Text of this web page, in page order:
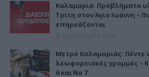
Καλαμαριά: Προβλήματα
Τρίτη στον Άγιο Ιωάννη –
επηρεάζονται
Μετρό Καλαμαριάς: Πέντε
λεωφορειακές γραμμές –
6 και Νο 7